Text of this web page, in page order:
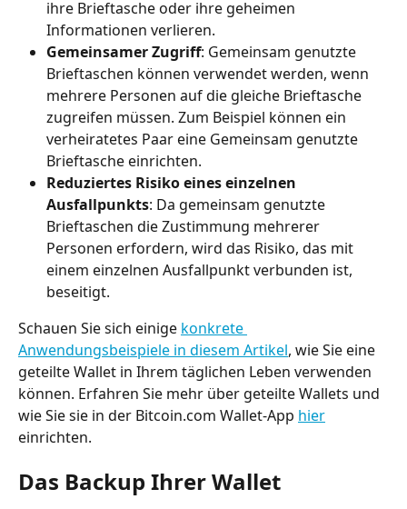
ihre Brieftasche oder ihre geheimen
Informationen verlieren.
Gemeinsamer Zugriff: Gemeinsam genutzte
Brieftaschen können verwendet werden, wenn
mehrere Personen auf die gleiche Brieftasche
zugreifen müssen. Zum Beispiel können ein
verheiratetes Paar eine Gemeinsam genutzte
Brieftasche einrichten.
Reduziertes Risiko eines einzelnen
Ausfallpunkts: Da gemeinsam genutzte
Brieftaschen die Zustimmung mehrerer
Personen erfordern, wird das Risiko, das mit
einem einzelnen Ausfallpunkt verbunden ist,
beseitigt.
Schauen Sie sich einige konkrete
Anwendungsbeispiele in diesem Artikel, wie Sie eine
geteilte Wallet in Ihrem täglichen Leben verwenden
können. Erfahren Sie mehr über geteilte Wallets und
wie Sie sie in der Bitcoin.com Wallet-App hier
einrichten.
Das Backup Ihrer Wallet